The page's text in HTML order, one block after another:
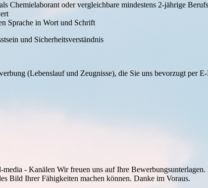
Chemielaborant oder vergleichbare mindestens 2-jährige
Sprache in Wort und Schrift
und Sicherheitsverständnis
(Lebenslauf und Zeugnisse), die Sie uns bevorzugt per
- Kanälen Wir freuen uns auf Ihre
Bild Ihrer Fähigkeiten machen können. Danke im Voraus.